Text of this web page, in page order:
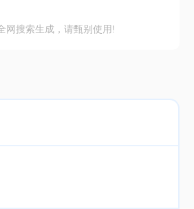
网搜索生成，请甄别使用!